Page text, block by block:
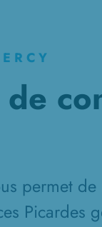
permet
Picardes